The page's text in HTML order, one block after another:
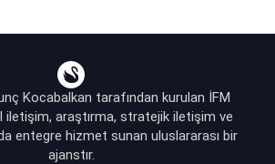
Kocabalkan tarafından kurulan İFM
iletişim, araştırma, stratejik iletişim ve
entegre hizmet sunan uluslararası bir
ajanstır.